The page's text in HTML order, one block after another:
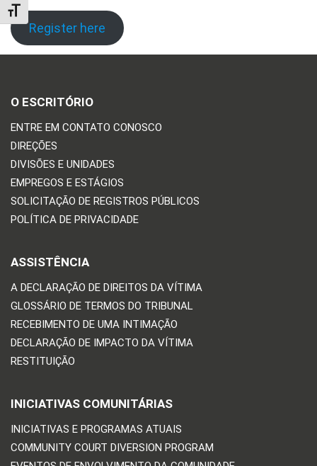
TOGGLE FONT SIZE
Register here
O ESCRITÓRIO
ENTRE EM CONTATO CONOSCO
DIREÇÕES
DIVISÕES E UNIDADES
EMPREGOS E ESTÁGIOS
SOLICITAÇÃO DE REGISTROS PÚBLICOS
POLÍTICA DE PRIVACIDADE
ASSISTÊNCIA
A DECLARAÇÃO DE DIREITOS DA VÍTIMA
GLOSSÁRIO DE TERMOS DO TRIBUNAL
RECEBIMENTO DE UMA INTIMAÇÃO
DECLARAÇÃO DE IMPACTO DA VÍTIMA
RESTITUIÇÃO
INICIATIVAS COMUNITÁRIAS
INICIATIVAS E PROGRAMAS ATUAIS
COMMUNITY COURT DIVERSION PROGRAM